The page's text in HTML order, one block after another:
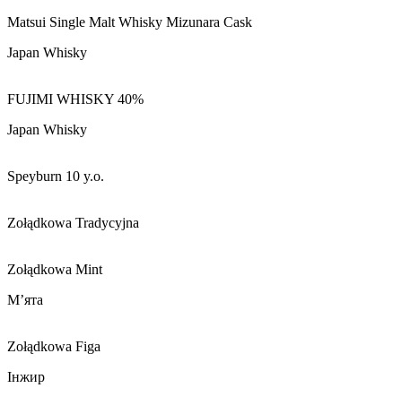
Matsui Single Malt Whisky Mizunara Cask
Japan Whisky
FUJIMI WHISKY 40%
Japan Whisky
Speyburn 10 y.o.
Zołądkowa Tradycyjna
Zołądkowa Mint
М’ята
Zołądkowa Figa
Інжир